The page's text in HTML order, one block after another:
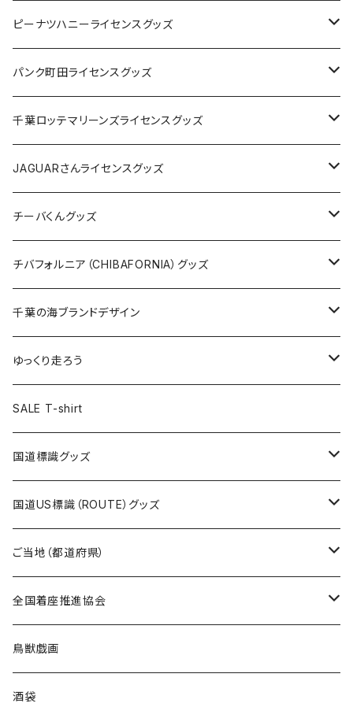
キャップ
ステッカー
缶バッジ
ホテルキーホルダー
ステッカー
缶バッジ
アクリルキーホルダー
ホテルキーホルダー
クリアファイル
Tシャツ
キャップ
トートバッグ
ランチバッグ
エコバッグ
ピーナツハニーライセンスグッズ
Tシャツ
キャップ
バッグ
ステッカー
缶バッジ
キーホルダー
クリアファイル
パンク町田ライセンスグッズ
Tシャツ
キャップ
バッグ
ステッカー
缶バッジ
キーホルダー
クリアファイル
千葉ロッテマリーンズライセンスグッズ
ステッカー
ステッカー
ステッカー大
缶バッジ
缶バッジ32mm
缶バッジ54mm
エコバッグ
JAGUARさんコラボグッズ
Tシャツ
ステッカー
サコッシュ
ホテルキーホルダー
モーテルキーホルダー
トートバッグ
JAGUARさんライセンスグッズ
Tシャツ
ステッカー
缶バッジ
クリアファイル
マスク
エコバッグ
千葉ロッテマリーンズコラボ
チーバくんグッズ
Tシャツ
キャップ
エコバッグ
ステッカー
モーテルキーホルダー
ホテルキーホルダー
トートバッグ
チバフォルニア（CHIBAFORNIA）グッズ
Tシャツ
キャップ
ステッカー
ホテルキーホルダー
千葉の海ブランドデザイン
Tシャツ
キャップ
ステッカー
ゆっくり走ろう
Tシャツ
ステッカー
ホテルキーホルダー
SALE T-shirt
国道標識グッズ
ステッカー
国道0～99号線
国道100～199号線
Tシャツ
キャップ
国道US標識（ROUTE）グッズ
ステッカー
ROUTE 0～99号線
ROUTE100～199号線
Tシャツ
ROUTE 0～99号線
ROUTE 100～199号線
キャップ
ROUTE 0～99号線
ご当地（都道府県）
北海道
青森県
岩手県
全国着座推進協会
ステッカー
鳥獣戯画
酒袋